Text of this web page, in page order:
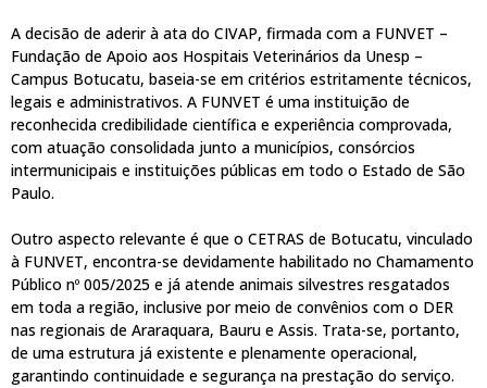
A decisão de aderir à ata do CIVAP, firmada com a FUNVET –
Fundação de Apoio aos Hospitais Veterinários da Unesp –
Campus Botucatu, baseia-se em critérios estritamente técnicos,
legais e administrativos. A FUNVET é uma instituição de
reconhecida credibilidade científica e experiência comprovada,
com atuação consolidada junto a municípios, consórcios
intermunicipais e instituições públicas em todo o Estado de São
Paulo.
Outro aspecto relevante é que o CETRAS de Botucatu, vinculado
à FUNVET, encontra-se devidamente habilitado no Chamamento
Público nº 005/2025 e já atende animais silvestres resgatados
em toda a região, inclusive por meio de convênios com o DER
nas regionais de Araraquara, Bauru e Assis. Trata-se, portanto,
de uma estrutura já existente e plenamente operacional,
garantindo continuidade e segurança na prestação do serviço.